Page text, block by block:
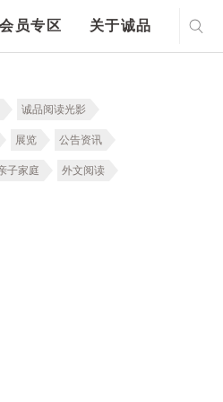
会员专区 关于诚品
诚品阅读光影
展览 公告资讯
子家庭 外文阅读